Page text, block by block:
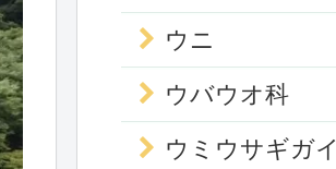
ウニ
ウバウオ科
ウミウサギガイ